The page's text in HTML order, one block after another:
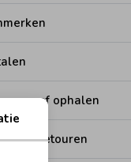
of ophalen
en retouren